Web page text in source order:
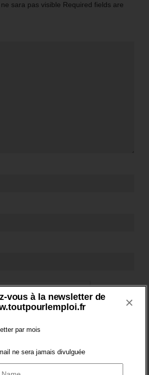
vous à la newsletter de
par mois
ne sera jamais divulguée
×
sara pas visible Required fields are